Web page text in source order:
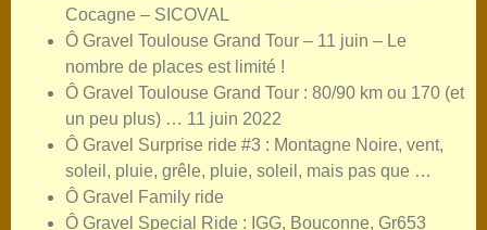
Cocagne – SICOVAL
Ô Gravel Toulouse Grand Tour – 11 juin – Le
nombre de places est limité !
Ô Gravel Toulouse Grand Tour : 80/90 km ou 170 (et
un peu plus) … 11 juin 2022
Ô Gravel Surprise ride #3 : Montagne Noire, vent,
soleil, pluie, grêle, pluie, soleil, mais pas que …
Ô Gravel Family ride
Ô Gravel Special Ride : IGG, Bouconne, Gr653